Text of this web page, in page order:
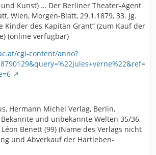
Kunst) … Der Berliner Theater-Agent
Wien, Morgen-Blatt, 29.1.1879, 33. Jg.
Kinder des Kapitän Grant“ (zum Kauf der
(online verfügbar)
cgi-content/anno?
Hermann Michel Verlag, Berlin,
Bekannte und unbekannte Welten 35/36,
Benett (99) (Name des Verlags nicht
und Abverkauf der Hartleben-